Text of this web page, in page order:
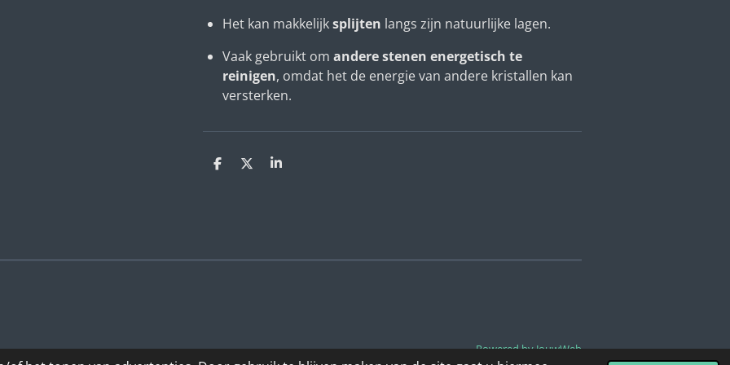
Het kan makkelijksplijten langs zijn natuurlijke lagen.
Vaak gebruikt om andere stenen energetisch te
reinigen, omdat het de energie van andere kristallen kan
versterken.
D
D
S
Powered byJouwWeb